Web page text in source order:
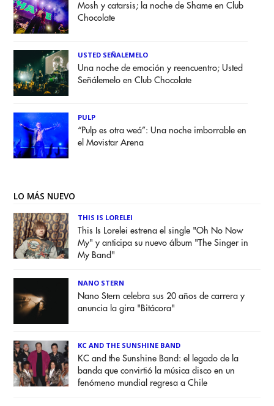
Mosh y catarsis; la noche de Shame en Club
Chocolate
USTED SEÑALEMELO
Una noche de emoción y reencuentro; Usted
Señálemelo en Club Chocolate
PULP
“Pulp es otra weá”: Una noche imborrable en
el Movistar Arena
LO MÁS NUEVO
THIS IS LORELEI
This Is Lorelei estrena el single "Oh No Now
My" y anticipa su nuevo álbum "The Singer in
My Band"
NANO STERN
Nano Stern celebra sus 20 años de carrera y
anuncia la gira "Bitácora"
KC AND THE SUNSHINE BAND
KC and the Sunshine Band: el legado de la
banda que convirtió la música disco en un
fenómeno mundial regresa a Chile